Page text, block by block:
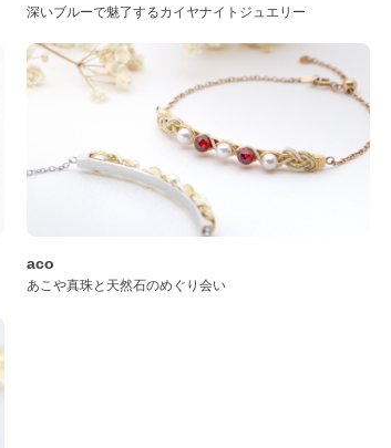
深いブルーで魅了するカイヤナイトジュエリー
aco
あこや真珠と天然石のめぐり会い